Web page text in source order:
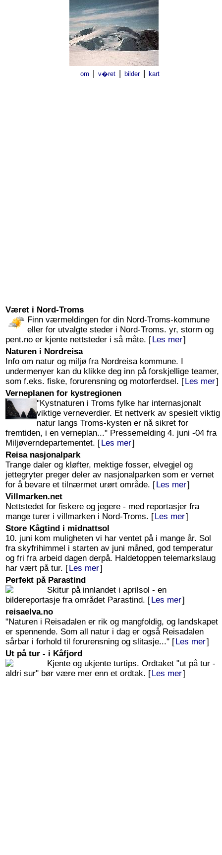
om | v�ret | bilder | kart
Været i Nord-Troms
Finn værmeldingen for din Nord-Troms-kommune
eller for utvalgte steder i Nord-Troms. yr, storm og
pent.no er kjente nettsteder i så måte. [Les mer]
Naturen i Nordreisa
Info om natur og miljø fra Nordreisa kommune. I
undermenyer kan du klikke deg inn på forskjellige teamer,
som f.eks. fiske, forurensning og motorferdsel. [Les mer]
Verneplanen for kystregionen
"Kystnaturen i Troms fylke har internasjonalt
viktige verneverdier. Et nettverk av spesielt viktig
natur langs Troms-kysten er nå sikret for
fremtiden, i en verneplan..." Pressemelding 4. juni -04 fra
Miljøverndepartementet. [Les mer]
Reisa nasjonalpark
Trange daler og kløfter, mektige fosser, elvegjel og
jettegryter preger deler av nasjonalparken som er vernet
for å bevare et tilnærmet urørt område. [Les mer]
Villmarken.net
Nettstedet for fiskere og jegere - med reportasjer fra
mange turer i villmarken i Nord-Troms. [Les mer]
Store Kågtind i midnattsol
10. juni kom muligheten vi har ventet på i mange år. Sol
fra skyfrihimmel i starten av juni måned, god temperatur
og fri fra arbeid dagen derpå. Haldetoppen telemarkslaug
har vært på tur. [Les mer]
Perfekt på Parastind
Skitur på innlandet i aprilsol - en
bildereportasje fra området Parastind. [Les mer]
reisaelva.no
"Naturen i Reisadalen er rik og mangfoldig, og landskapet
er spennende. Som all natur i dag er også Reisadalen
sårbar i forhold til forurensning og slitasje..." [Les mer]
Ut på tur - i Kåfjord
Kjente og ukjente turtips. Ordtaket "ut på tur -
aldri sur" bør være mer enn et ordtak. [Les mer]